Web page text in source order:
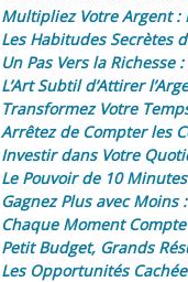
Multipliez Votre Argent :
Les Habitudes Secrètes
Un Pas Vers la
L’Art Subtil d’Attirer
Transformez Votre
Arrêtez de Compter les
Investir dans Votre
Le Pouvoir de 10
Gagnez Plus avec
Chaque Moment
Petit Budget, Grands
Les Opportunités